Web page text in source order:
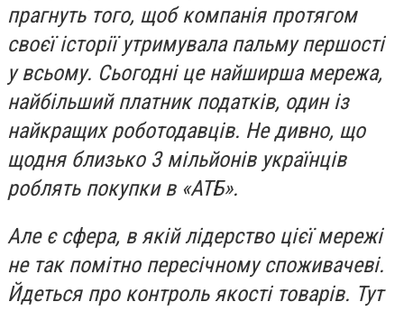
прагнуть того, щоб компанія протягом
своєї історії утримувала пальму першості
у всьому. Сьогодні це найширша мережа,
найбільший платник податків, один із
найкращих роботодавців. Не дивно, що
щодня близько 3 мільйонів українців
роблять покупки в «АТБ».
Але є сфера, в якій лідерство цієї мережі
не так помітно пересічному споживачеві.
Йдеться про контроль якості товарів. Тут